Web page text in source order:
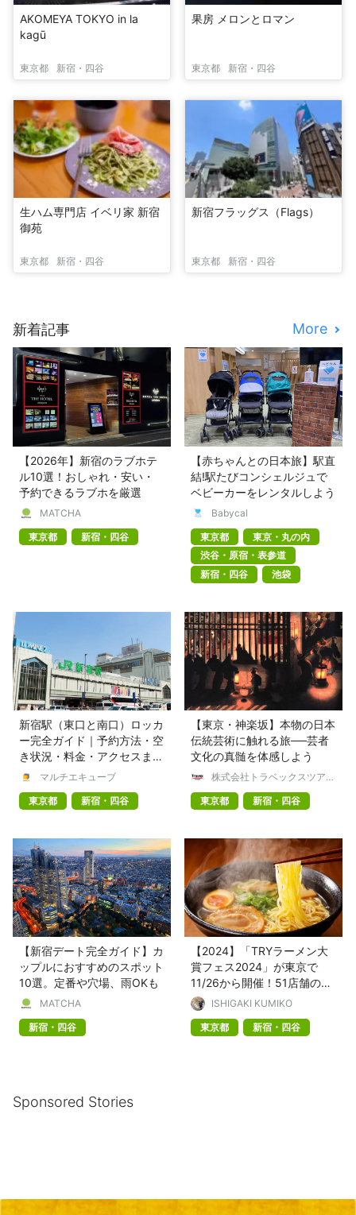
AKOMEYA TOKYO in la
kagū
東京都 新宿・四谷
果房 メロンとロマン
東京都 新宿・四谷
生ハム専門店 イベリ家 新宿
御苑
東京都 新宿・四谷
新宿フラッグス（Flags）
東京都 新宿・四谷
新着記事 More
【2026年】新宿のラブホテ
ル10選！おしゃれ・安い・
予約できるラブホを厳選
MATCHA
東京都
新宿・四谷
【赤ちゃんとの日本旅】駅直
結!駅たびコンシェルジュで
ベビーカーをレンタルしよう
Babycal
東京都
東京・丸の内
渋谷・原宿・表参道
新宿・四谷
池袋
新宿駅（東口と南口）ロッカ
ー完全ガイド｜予約方法・空
き状況・料金・アクセスまと
め
マルチエキューブ
東京都
新宿・四谷
【東京・神楽坂】本物の日本
伝統芸術に触れる旅──芸者
文化の真髄を体感しよう
株式会社トラベックスツアー
東京都
新宿・四谷
【新宿デート完全ガイド】カ
ップルにおすすめのスポット
10選。定番や穴場、雨OKも
MATCHA
新宿・四谷
【2024】「TRYラーメン大
賞フェス2024」が東京で
11/26から開催！51店舗の味
が楽しめる
ISHIGAKI KUMIKO
東京都
新宿・四谷
Sponsored Stories